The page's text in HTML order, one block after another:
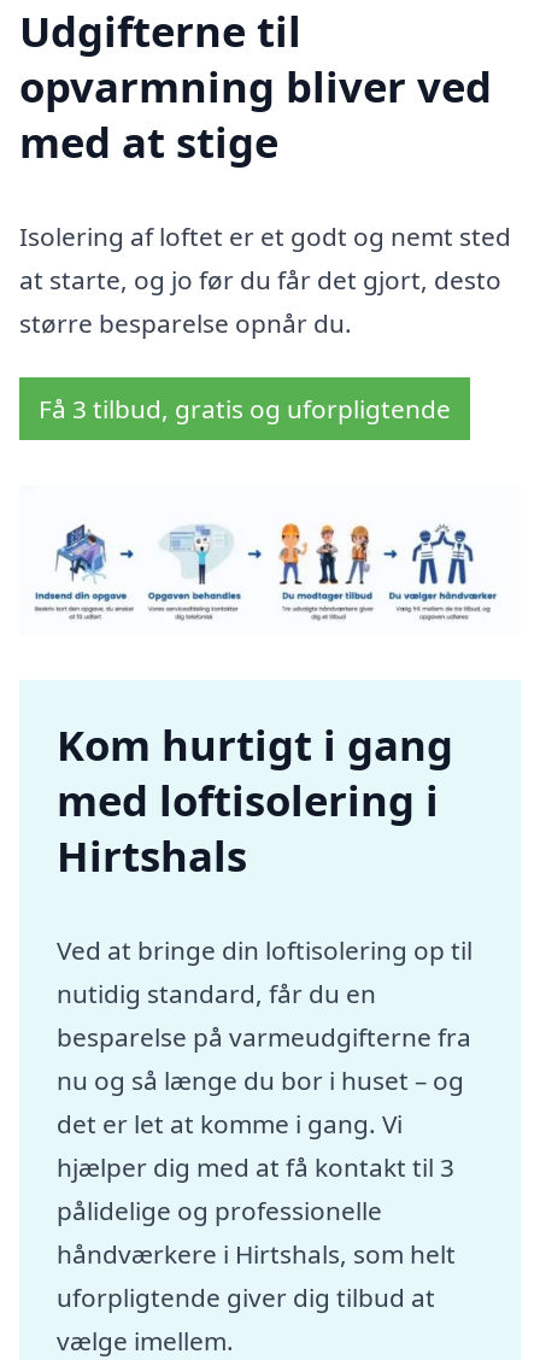
Udgifterne til
opvarmning bliver ved
med at stige
Isolering af loftet er et godt og nemt sted
at starte, og jo før du får det gjort, desto
større besparelse opnår du.
Få 3 tilbud, gratis og uforpligtende
Kom hurtigt i gang
med loftisolering i
Hirtshals
Ved at bringe din loftisolering op til
nutidig standard, får du en
besparelse på varmeudgifterne fra
nu og så længe du bor i huset – og
det er let at komme i gang. Vi
hjælper dig med at få kontakt til 3
pålidelige og professionelle
håndværkere i Hirtshals, som helt
uforpligtende giver dig tilbud at
vælge imellem.